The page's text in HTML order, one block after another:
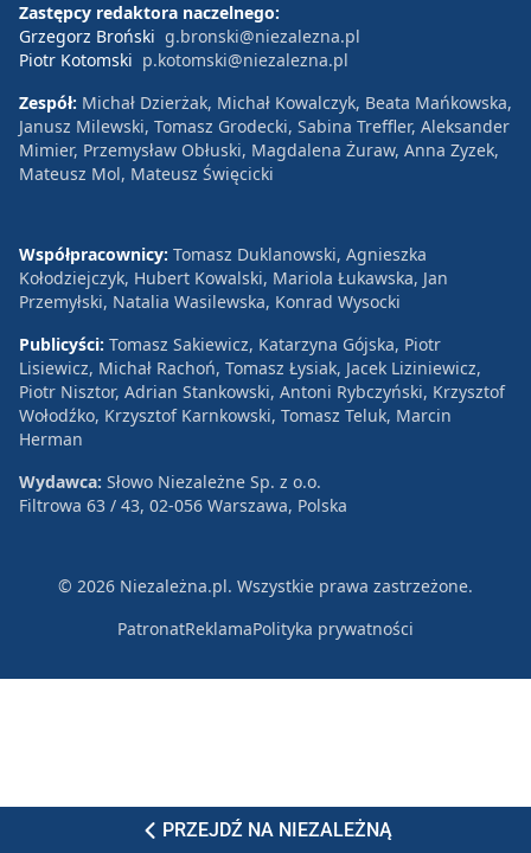
PRZEJDŹ NA NIEZALEŻNĄ
Zastępcy redaktora naczelnego:
Grzegorz Broński g.bronski@niezalezna.pl
Piotr Kotomski p.kotomski@niezalezna.pl
Zespół: Michał Dzierżak, Michał Kowalczyk, Beata Mańkowska,
Janusz Milewski, Tomasz Grodecki, Sabina Treffler, Aleksander
Mimier, Przemysław Obłuski, Magdalena Żuraw, Anna Zyzek,
Mateusz Mol, Mateusz Święcicki
Współpracownicy: Tomasz Duklanowski, Agnieszka
Kołodziejczyk, Hubert Kowalski, Mariola Łukawska, Jan
Przemyłski, Natalia Wasilewska, Konrad Wysocki
Publicyści: Tomasz Sakiewicz, Katarzyna Gójska, Piotr
Lisiewicz, Michał Rachoń, Tomasz Łysiak, Jacek Liziniewicz,
Piotr Nisztor, Adrian Stankowski, Antoni Rybczyński, Krzysztof
Wołodźko, Krzysztof Karnkowski, Tomasz Teluk, Marcin
Herman
Wydawca: Słowo Niezależne Sp. z o.o.
Filtrowa 63 / 43, 02-056 Warszawa, Polska
© 2026 Niezależna.pl. Wszystkie prawa zastrzeżone.
PatronatReklamaPolityka prywatności